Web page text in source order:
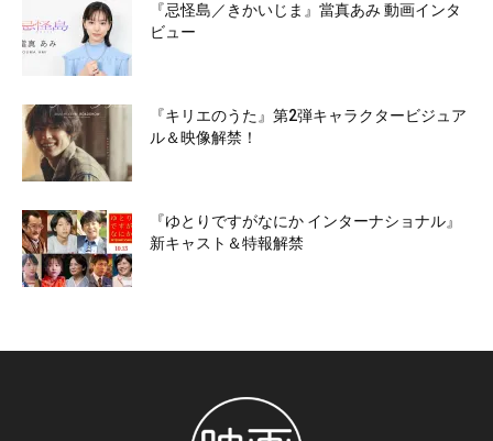
『忌怪島／きかいじま』當真あみ 動画インタ
ビュー
『キリエのうた』第2弾キャラクタービジュア
ル＆映像解禁！
『ゆとりですがなにか インターナショナル』
新キャスト＆特報解禁